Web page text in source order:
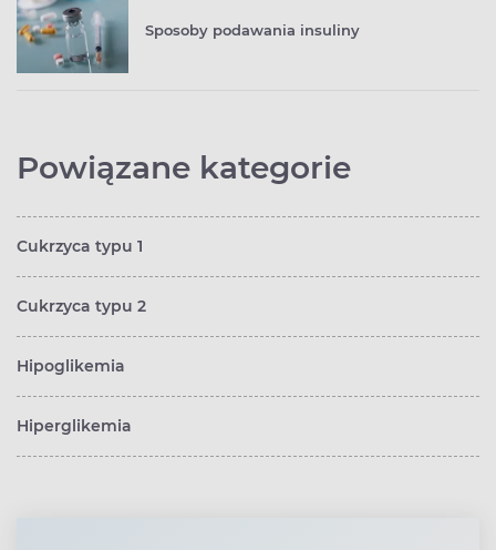
Sposoby podawania insuliny
Powiązane kategorie
Cukrzyca typu 1
Cukrzyca typu 2
Hipoglikemia
Hiperglikemia